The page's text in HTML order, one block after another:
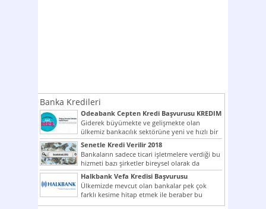
Banka Kredileri
Odeabank Cepten Kredi Başvurusu KREDIM
8444
Giderek büyümekte ve gelişmekte olan
ülkemiz bankacılık sektörüne yeni ve hızlı bir
giriş yapmış olan...
Senetle Kredi Verilir 2018
Bankaların sadece ticari işletmelere verdiği bu
hizmeti bazı şirketler bireysel olarak da
vermektedir. Senetle kredi...
Halkbank Vefa Kredisi Başvurusu
Ülkemizde mevcut olan bankalar pek çok
farklı kesime hitap etmek ile beraber bu
noktada son...